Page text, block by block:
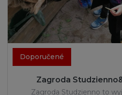
Doporučené
Zagroda
Zagroda Studzienno to